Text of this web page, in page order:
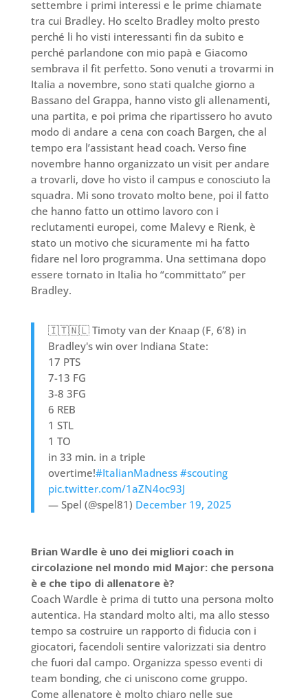
settembre i primi interessi e le prime chiamate
tra cui Bradley. Ho scelto Bradley molto presto
perché li ho visti interessanti fin da subito e
perché parlandone con mio papà e Giacomo
sembrava il fit perfetto. Sono venuti a trovarmi in
Italia a novembre, sono stati qualche giorno a
Bassano del Grappa, hanno visto gli allenamenti,
una partita, e poi prima che ripartissero ho avuto
modo di andare a cena con coach Bargen, che al
tempo era l’assistant head coach. Verso fine
novembre hanno organizzato un visit per andare
a trovarli, dove ho visto il campus e conosciuto la
squadra. Mi sono trovato molto bene, poi il fatto
che hanno fatto un ottimo lavoro con i
reclutamenti europei, come Malevy e Rienk, è
stato un motivo che sicuramente mi ha fatto
fidare nel loro programma. Una settimana dopo
essere tornato in Italia ho “committato” per
Bradley.
🇮🇹🇳🇱 Timoty van der Knaap (F, 6’8) in
Bradley's win over Indiana State:
17 PTS
7-13 FG
3-8 3FG
6 REB
1 STL
1 TO
in 33 min. in a triple
overtime!#ItalianMadness #scouting
pic.twitter.com/1aZN4oc93J
— Spel (@spel81) December 19, 2025
Brian Wardle è uno dei migliori coach in
circolazione nel mondo mid Major: che persona
è e che tipo di allenatore è?
Coach Wardle è prima di tutto una persona molto
autentica. Ha standard molto alti, ma allo stesso
tempo sa costruire un rapporto di fiducia con i
giocatori, facendoli sentire valorizzati sia dentro
che fuori dal campo. Organizza spesso eventi di
team bonding, che ci uniscono come gruppo.
Come allenatore è molto chiaro nelle sue